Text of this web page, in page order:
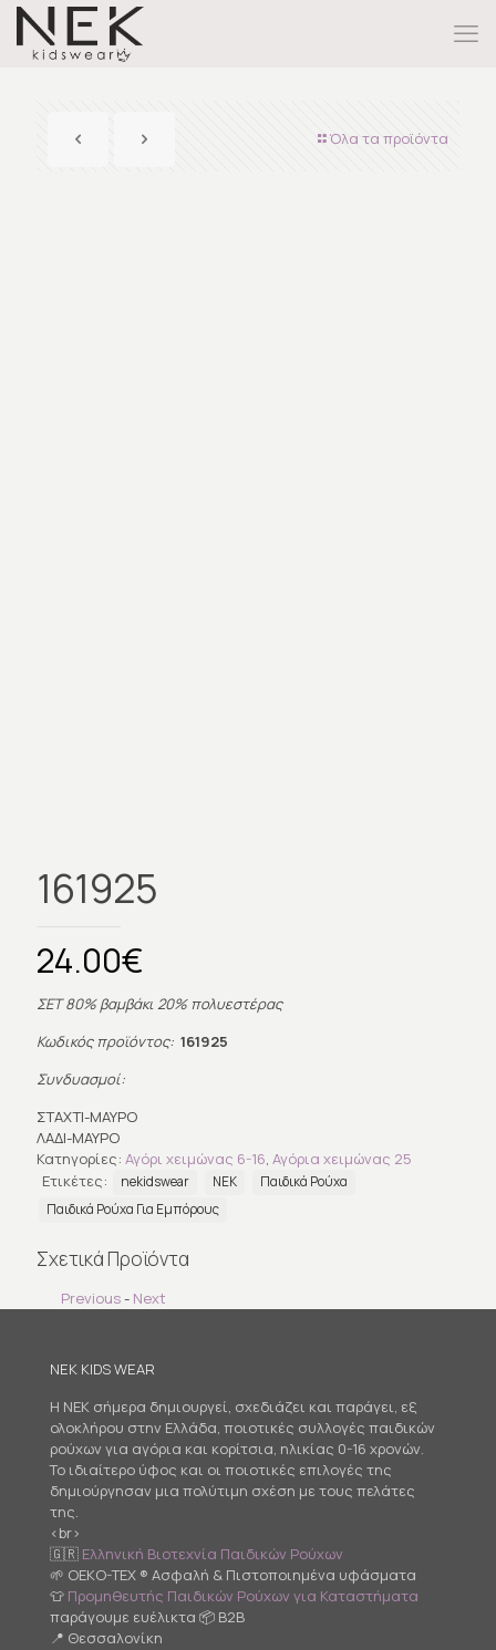
Όλα τα προϊόντα
161925
24.00€
ΣΕΤ 80% βαμβάκι 20% πολυεστέρας
Κωδικός προϊόντος: 161925
Συνδυασμοί:
ΣΤΑΧΤΙ-ΜΑΥΡΟ
ΛΑΔΙ-ΜΑΥΡΟ
Κατηγορίες: Αγόρι χειμώνας 6-16, Αγόρια χειμώνας 25
Ετικέτες:
nekidswear ΝΕΚ
Παιδικά Ρούχα
Παιδικά Ρούχα Για Εμπόρους
Σχετικά Προϊόντα
Previous- Next
NEK KIDS WEAR
Η NEK σήμερα δημιουργεί, σχεδιάζει και παράγει, εξ
ολοκλήρου στην Ελλάδα, ποιοτικές συλλογές παιδικών
ρούχων για αγόρια και κορίτσια, ηλικίας 0-16 χρονών.
Το ιδιαίτερο ύφος και οι ποιοτικές επιλογές της
δημιούργησαν μια πολύτιμη σχέση με τους πελάτες
της.
<br>
🇬🇷 Ελληνική Βιοτεχνία Παιδικών Ρούχων
🌱 OEKO-TEX ® Ασφαλή & Πιστοποιημένα υφάσματα
👕 Προμηθευτής Παιδικών Ρούχων για Καταστήματα
παράγουμε ευέλικτα 📦 B2B
📍 Θεσσαλονίκη